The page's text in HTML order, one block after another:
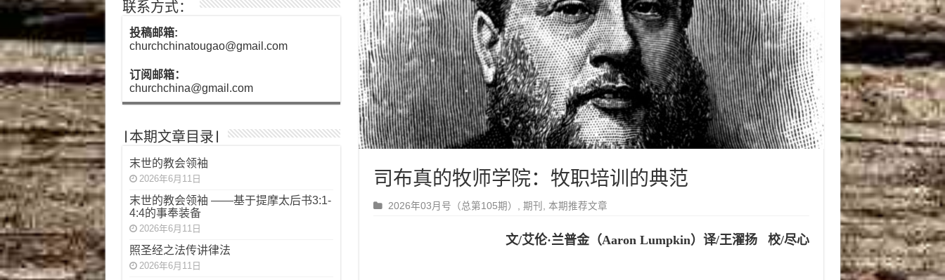
司布真的牧师学院：牧职培训的典范
2026年03月号（总第105期） 期刊 本期推荐文章
文/艾伦·兰普金（Aaron Lumpkin）译/王濯扬 校/尽心
联系方式：
投稿邮箱:
churchchinatougao@gmail.com
订阅邮箱：
churchchina@gmail.com
|本期文章目录|
末世的教会领袖
2026年6月11日
末世的教会领袖 ——基于提摩太后书3:1-
4:4的事奉装备
2026年6月11日
照圣经之法传讲律法
2026年6月11日